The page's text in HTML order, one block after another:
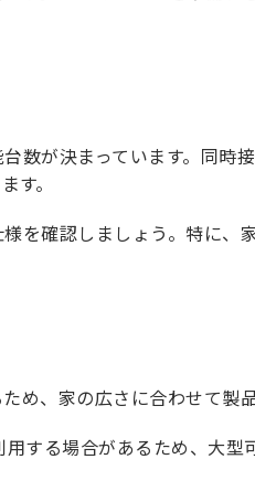
数が決まっています。同時
す。
を確認しましょう。特に
め、家の広さに合わせて製
する場合があるため、大